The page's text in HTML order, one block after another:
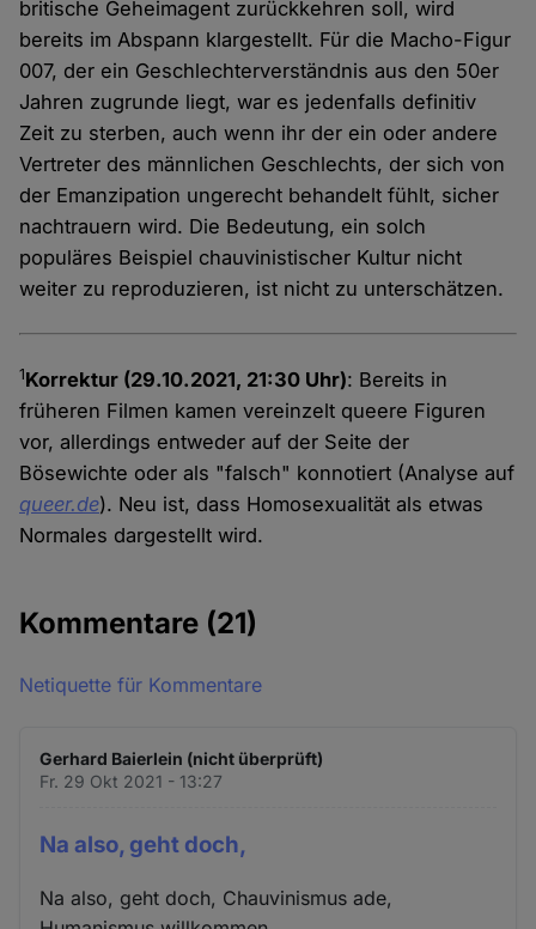
britische Geheimagent zurückkehren soll, wird
bereits im Abspann klargestellt. Für die Macho-Figur
007, der ein Geschlechterverständnis aus den 50er
Jahren zugrunde liegt, war es jedenfalls definitiv
Zeit zu sterben, auch wenn ihr der ein oder andere
Vertreter des männlichen Geschlechts, der sich von
der Emanzipation ungerecht behandelt fühlt, sicher
nachtrauern wird. Die Bedeutung, ein solch
populäres Beispiel chauvinistischer Kultur nicht
weiter zu reproduzieren, ist nicht zu unterschätzen.
1Korrektur (29.10.2021, 21:30 Uhr): Bereits in
früheren Filmen kamen vereinzelt queere Figuren
vor, allerdings entweder auf der Seite der
Bösewichte oder als "falsch" konnotiert (Analyse auf
queer.de). Neu ist, dass Homosexualität als etwas
Normales dargestellt wird.
Kommentare (21)
Netiquette für Kommentare
Gerhard Baierlein (nicht überprüft)
Fr. 29 Okt 2021 - 13:27
Na also, geht doch,
Na also, geht doch, Chauvinismus ade,